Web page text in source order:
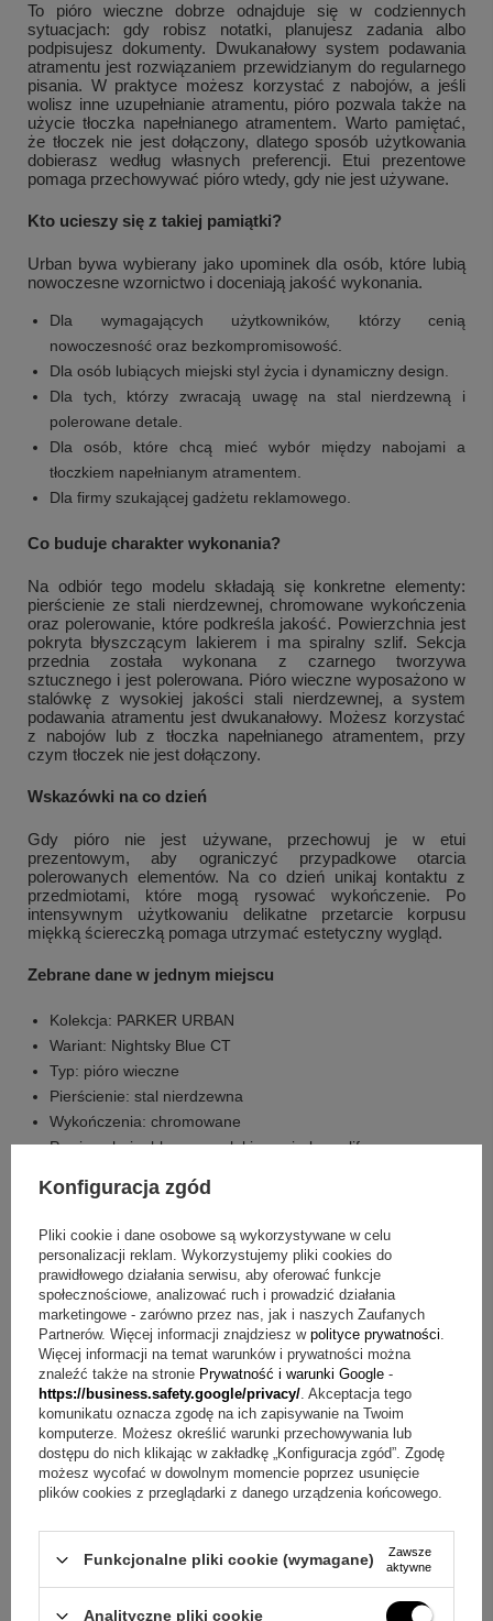
+
Zobacz więcej
To pióro wieczne dobrze odnajduje się w codziennych
sytuacjach: gdy robisz notatki, planujesz zadania albo
podpisujesz dokumenty. Dwukanałowy system podawania
atramentu jest rozwiązaniem przewidzianym do regularnego
pisania. W praktyce możesz korzystać z nabojów, a jeśli
wolisz inne uzupełnianie atramentu, pióro pozwala także na
użycie tłoczka napełnianego atramentem. Warto pamiętać,
że tłoczek nie jest dołączony, dlatego sposób użytkowania
dobierasz według własnych preferencji. Etui prezentowe
pomaga przechowywać pióro wtedy, gdy nie jest używane.
Kto ucieszy się z takiej pamiątki?
Urban bywa wybierany jako upominek dla osób, które lubią
nowoczesne wzornictwo i doceniają jakość wykonania.
Dla wymagających użytkowników, którzy cenią
nowoczesność oraz bezkompromisowość.
Dla osób lubiących miejski styl życia i dynamiczny design.
Dla tych, którzy zwracają uwagę na stal nierdzewną i
polerowane detale.
Dla osób, które chcą mieć wybór między nabojami a
tłoczkiem napełnianym atramentem.
Dla firmy szukającej gadżetu reklamowego.
Co buduje charakter wykonania?
Na odbiór tego modelu składają się konkretne elementy:
pierścienie ze stali nierdzewnej, chromowane wykończenia
oraz polerowanie, które podkreśla jakość. Powierzchnia jest
pokryta błyszczącym lakierem i ma spiralny szlif. Sekcja
przednia została wykonana z czarnego tworzywa
sztucznego i jest polerowana. Pióro wieczne wyposażono w
stalówkę z wysokiej jakości stali nierdzewnej, a system
podawania atramentu jest dwukanałowy. Możesz korzystać
z nabojów lub z tłoczka napełnianego atramentem, przy
czym tłoczek nie jest dołączony.
Wskazówki na co dzień
Gdy pióro nie jest używane, przechowuj je w etui
prezentowym, aby ograniczyć przypadkowe otarcia
polerowanych elementów. Na co dzień unikaj kontaktu z
przedmiotami, które mogą rysować wykończenie. Po
intensywnym użytkowaniu delikatne przetarcie korpusu
miękką ściereczką pomaga utrzymać estetyczny wygląd.
Zebrane dane w jednym miejscu
Kolekcja: PARKER URBAN
Wariant: Nightsky Blue CT
Typ: pióro wieczne
Pierścienie: stal nierdzewna
Wykończenia: chromowane
Powierzchnia: błyszczący lakier, spiralny szlif
Stalówka: wysokiej jakości stal nierdzewna
Sposób zasilania: naboje
Możliwość napełniania: tłoczek napełniany atramentem
(tłoczek nie dołączony)
Gwarancja producenta: 2 lata
W cenie są ujęte następujące elementy
Urban pióro wieczne Nightsky Blue CT
nabój niebieski;
etui prezentowe
gwarancja producenta - 2 lata
Pytania przed zakupem pióra wiecznego Parker Urban
Jak działa system podawania atramentu?
System podawania atramentu jest
Konfiguracja zgód
Pliki cookie i dane osobowe są wykorzystywane w celu
personalizacji reklam. Wykorzystujemy pliki cookies do
prawidłowego działania serwisu, aby oferować funkcje
społecznościowe, analizować ruch i prowadzić działania
marketingowe - zarówno przez nas, jak i naszych Zaufanych
Partnerów. Więcej informacji znajdziesz w polityce prywatności.
Więcej informacji na temat warunków i prywatności można
znaleźć także na stronie Prywatność i warunki Google -
https://business.safety.google/privacy/. Akceptacja tego
komunikatu oznacza zgodę na ich zapisywanie na Twoim
komputerze. Możesz określić warunki przechowywania lub
dostępu do nich klikając w zakładkę „Konfiguracja zgód”. Zgodę
możesz wycofać w dowolnym momencie poprzez usunięcie
plików cookies z przeglądarki z danego urządzenia końcowego.
Funkcjonalne pliki cookie (wymagane)
Zawsze
aktywne
Analityczne pliki cookie